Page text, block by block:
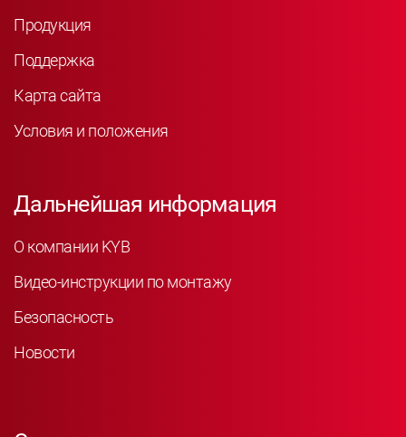
Продукция
Поддержка
Карта сайта
Условия и положения
Дальнейшая информация
О компании KYB
Видео-инструкции по монтажу
Безопасность
Новости